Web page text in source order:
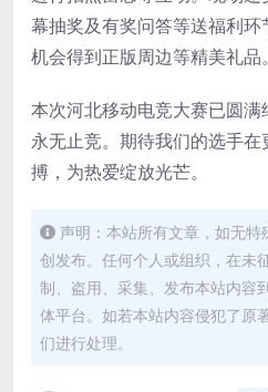
幕抽奖及有奖问答等送福利
机会得到正版周边等精美礼品。
本次河北移动电竞大赛已圆
永无止竞。期待我们的选手
搏，为热爱绽放光芒。
声明：本站所有文章，如无
创发布。任何个人或组织，在未
制、盗用、采集、发布本站内容
体平台。如若本站内容侵犯了原
们进行处理。